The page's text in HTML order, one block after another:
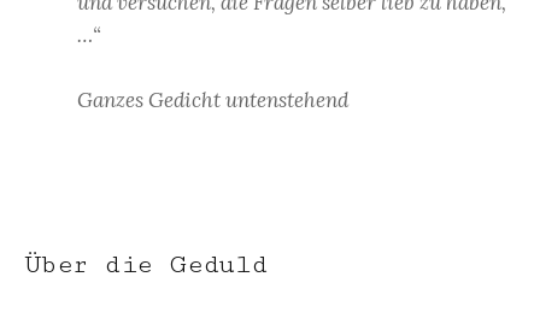
…“
Ganzes Gedicht untenstehend
Über die Geduld